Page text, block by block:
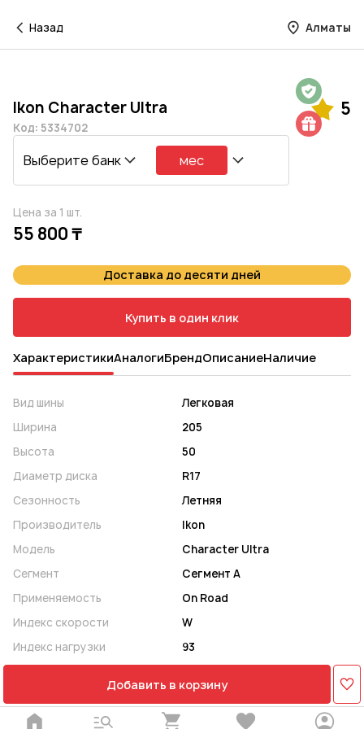
Назад Алматы
Ikon Character Ultra 5
Код: 5334702
Выберите банк мес
Цена за 1 шт.
55 800 ₸
Доставка до десяти дней
Купить в один клик
ХарактеристикиАналогиБрендОписаниеНаличие
Вид шины
Легковая
Ширина
205
Высота
50
Диаметр диска
R17
Сезонность
Летняя
Производитель
Ikon
Модель
Character Ultra
Сегмент
Сегмент A
Применяемость
On Road
Индекс скорости
W
Индекс нагрузки
93
Добавить в корзину